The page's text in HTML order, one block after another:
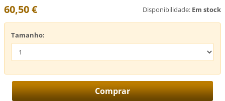
Disponibilidade: Em stock
60,50 €
Tamanho: